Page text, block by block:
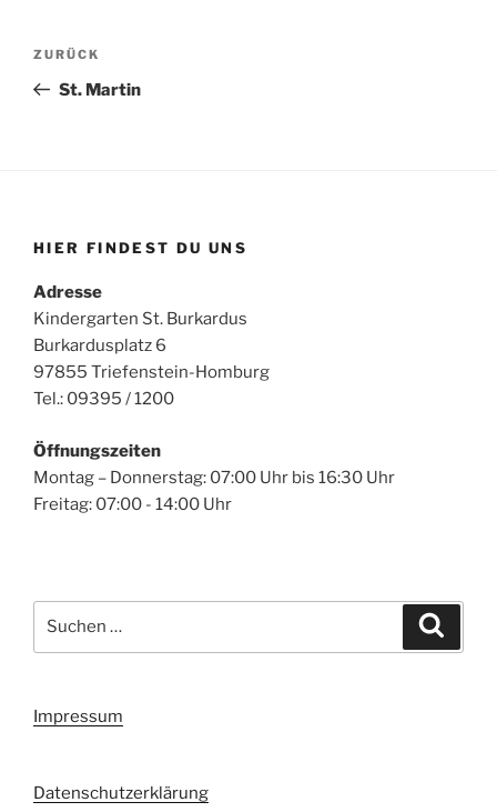
Beitragsnavigation
Vorheriger
Beitrag
ZURÜCK
St. Martin
HIER FINDEST DU UNS
Adresse
Kindergarten St. Burkardus
Burkardusplatz 6
97855 Triefenstein-Homburg
Tel.: 09395 / 1200
Öffnungszeiten
Montag – Donnerstag: 07:00 Uhr bis 16:30 Uhr
Freitag: 07:00 - 14:00 Uhr
nach:
Impressum
Datenschutzerklärung